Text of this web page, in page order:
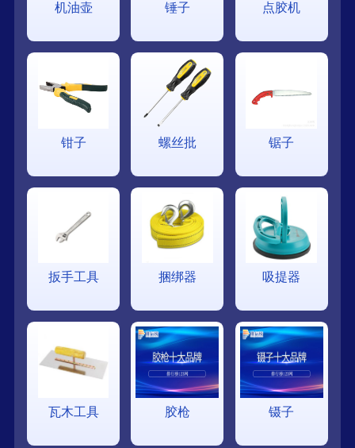
机油壶 锤子 点胶机
钳子 螺丝批 锯子
扳手工具 捆绑器 吸提器
瓦木工具 胶枪 镊子